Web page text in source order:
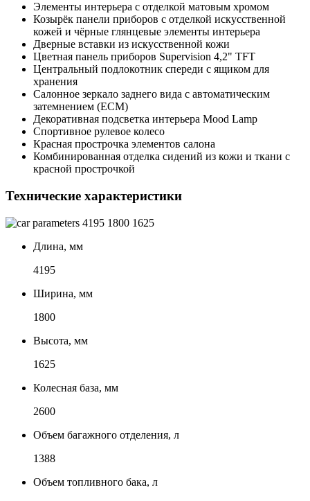
Элементы интерьера с отделкой матовым хромом
Козырёк панели приборов с отделкой искусственной
кожей и чёрные глянцевые элементы интерьера
Дверные вставки из искусственной кожи
Цветная панель приборов Supervision 4,2" TFT
Центральный подлокотник спереди с ящиком для
хранения
Салонное зеркало заднего вида с автоматическим
затемнением (ECM)
Декоративная подсветка интерьера Mood Lamp
Спортивное рулевое колесо
Красная прострочка элементов салона
Комбинированная отделка сидений из кожи и ткани с
красной прострочкой
Технические характеристики
4195 1800 1625
Длина, мм
4195
Ширина, мм
1800
Высота, мм
1625
Колесная база, мм
2600
Объем багажного отделения, л
1388
Объем топливного бака, л